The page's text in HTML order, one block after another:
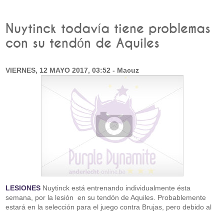
Nuytinck todavía tiene problemas
con su tendón de Aquiles
VIERNES, 12 MAYO 2017, 03:52 - Macuz
LESIONES Nuytinck está entrenando individualmente ésta
semana, por la lesión en su tendón de Aquiles. Probablemente
estará en la selección para el juego contra Brujas, pero debido al